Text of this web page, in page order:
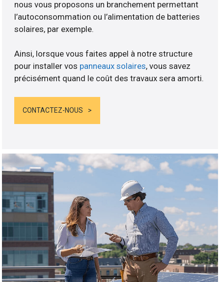
nous vous proposons un branchement permettant
l’autoconsommation ou l’alimentation de batteries
solaires, par exemple.
Ainsi, lorsque vous faites appel à notre structure
pour installer vos panneaux solaires, vous savez
précisément quand le coût des travaux sera amorti.
CONTACTEZ-NOUS